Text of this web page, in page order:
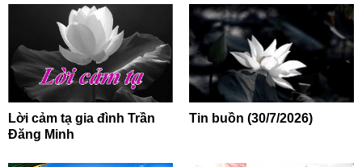
Lời cảm tạ gia đình Trần
Đăng Minh
Tin buồn (30/7/2026)